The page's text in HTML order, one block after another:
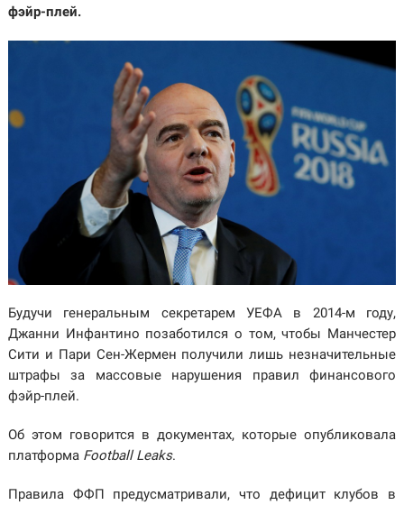
фэйр-плей.
Будучи генеральным секретарем УЕФА в 2014-м году,
Джанни Инфантино позаботился о том, чтобы Манчестер
Сити и Пари Сен-Жермен получили лишь незначительные
штрафы за массовые нарушения правил финансового
фэйр-плей.
Об этом говорится в документах, которые опубликовала
платформа Football Leaks.
Правила ФФП предусматривали, что дефицит клубов в